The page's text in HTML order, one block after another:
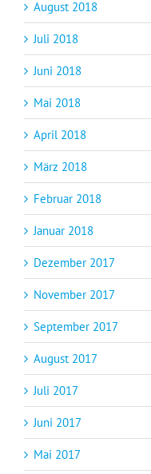
August 2018
Juli 2018
Juni 2018
Mai 2018
April 2018
März 2018
Februar 2018
Januar 2018
Dezember 2017
November 2017
September 2017
August 2017
Juli 2017
Juni 2017
Mai 2017